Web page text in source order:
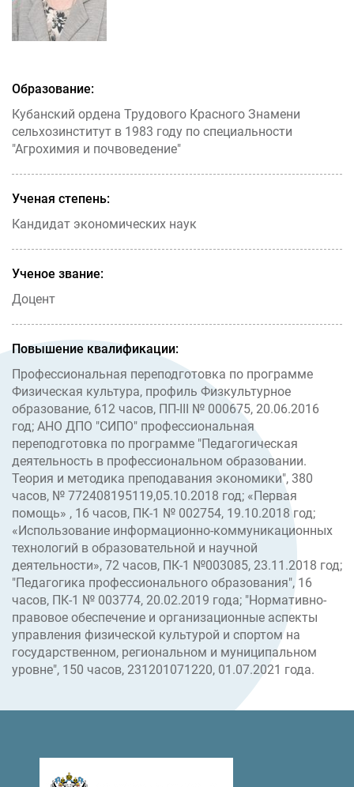
Образование:
Кубанский ордена Трудового Красного Знамени
сельхозинститут в 1983 году по специальности
"Агрохимия и почвоведение"
Ученая степень:
Кандидат экономических наук
Ученое звание:
Доцент
Повышение квалификации:
Профессиональная переподготовка по программе
Физическая культура, профиль Физкультурное
образование, 612 часов, ПП-III № 000675, 20.06.2016
год; АНО ДПО "СИПО" профессиональная
переподготовка по программе "Педагогическая
деятельность в профессиональном образовании.
Теория и методика преподавания экономики", 380
часов, № 772408195119,05.10.2018 год; «Первая
помощь» , 16 часов, ПК-1 № 002754, 19.10.2018 год;
«Использование информационно-коммуникационных
технологий в образовательной и научной
деятельности», 72 часов, ПК-1 №003085, 23.11.2018 год;
"Педагогика профессионального образования", 16
часов, ПК-1 № 003774, 20.02.2019 года; "Нормативно-
правовое обеспечение и организационные аспекты
управления физической культурой и спортом на
государственном, региональном и муниципальном
уровне", 150 часов, 231201071220, 01.07.2021 года.